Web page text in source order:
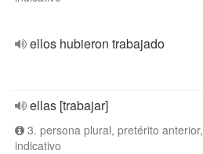
ellos hubieron trabajado
ellas [trabajar]
3. persona plural, pretérito anterior,
indicativo